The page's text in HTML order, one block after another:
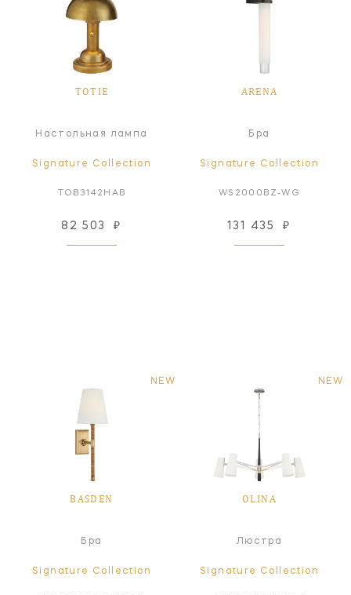
TOTIE
Настольная лампа
Signature Collection
TOB3142HAB
82 503 ₽
ARENA
Бра
Signature Collection
WS2000BZ-WG
131 435 ₽
NEW
BASDEN
Бра
Signature Collection
NEW
OLINA
Люстра
Signature Collection